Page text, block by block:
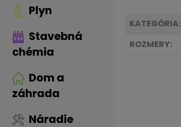
Plyn
Stavebná
chémia
Dom a
záhrada
Náradie
KATEGÓRIA:
ROZMERY: